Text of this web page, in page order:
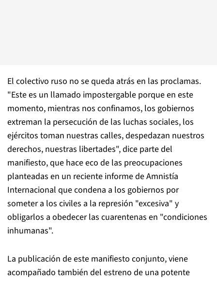
El colectivo ruso no se queda atrás en las proclamas.
"Este es un llamado impostergable porque en este
momento, mientras nos confinamos, los gobiernos
extreman la persecución de las luchas sociales, los
ejércitos toman nuestras calles, despedazan nuestros
derechos, nuestras libertades", dice parte del
manifiesto, que hace eco de las preocupaciones
planteadas en un reciente informe de Amnistía
Internacional que condena a los gobiernos por
someter a los civiles a la represión "excesiva" y
obligarlos a obedecer las cuarentenas en "condiciones
inhumanas".
La publicación de este manifiesto conjunto, viene
acompañado también del estreno de una potente